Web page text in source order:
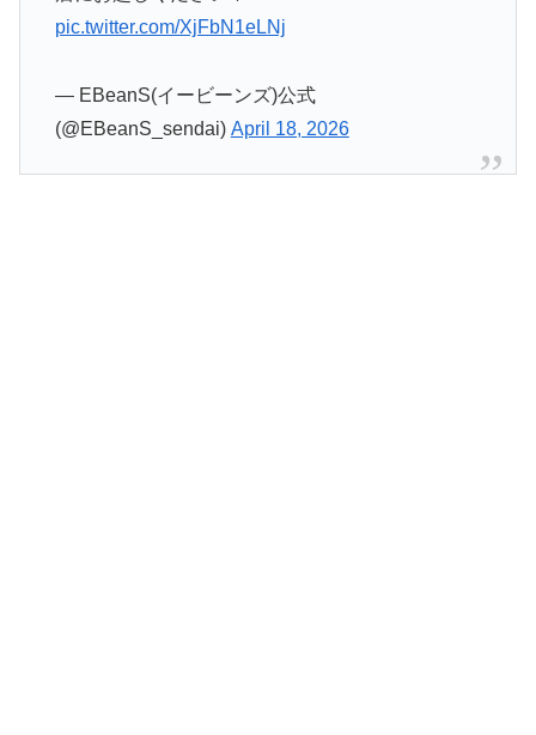
pic.twitter.com/XjFbN1eLNj
— EBeanS(イービーンズ)公式
(@EBeanS_sendai) April 18, 2026